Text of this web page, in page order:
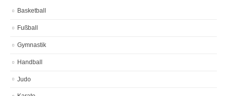
Basketball
Fußball
Gymnastik
Handball
Judo